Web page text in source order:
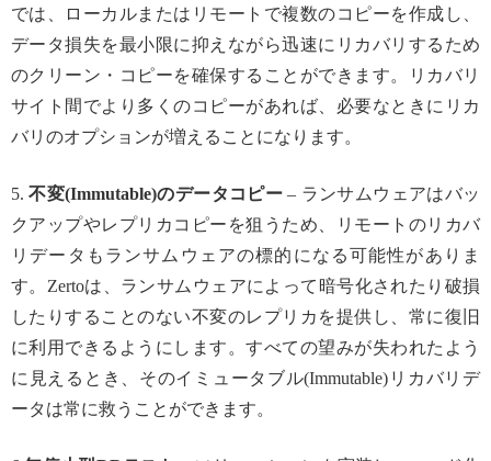
では、ローカルまたはリモートで複数のコピーを作成し、
データ損失を最小限に抑えながら迅速にリカバリするため
のクリーン・コピーを確保することができます。リカバリ
サイト間でより多くのコピーがあれば、必要なときにリカ
バリのオプションが増えることになります。
5.不変(Immutable)のデータコピー – ランサムウェアはバッ
クアップやレプリカコピーを狙うため、リモートのリカバ
リデータもランサムウェアの標的になる可能性がありま
す。Zertoは、ランサムウェアによって暗号化されたり破損
したりすることのない不変のレプリカを提供し、常に復旧
に利用できるようにします。すべての望みが失われたよう
に見えるとき、そのイミュータブル(Immutable)リカバリデ
ータは常に救うことができます。